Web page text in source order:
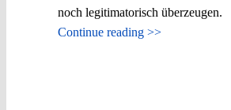
noch legitimatorisch überzeugen.
Continue reading >>